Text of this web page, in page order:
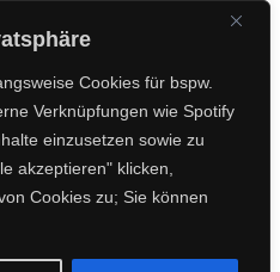
Cookies für bspw.
Verknüpfungen wie Spotify
einzusetzen sowie zu
akzeptieren" klicken,
Cookies zu; Sie können
aus
Zeiten“